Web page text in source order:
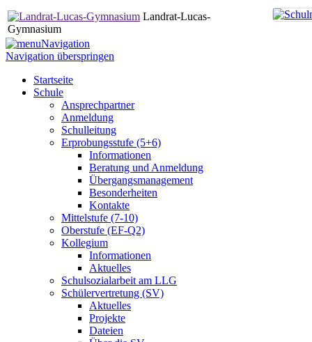
Landrat-Lucas-
Gymnasium
Navigation
Navigation überspringen
Startseite
Schule
Ansprechpartner
Anmeldung
Schulleitung
Erprobungsstufe (5+6)
Informationen
Beratung und Anmeldung
Übergangsmanagement
Besonderheiten
Kontakte
Mittelstufe (7-10)
Oberstufe (EF-Q2)
Kollegium
Informationen
Aktuelles
Schulsozialarbeit am LLG
Schülervertretung (SV)
Aktuelles
Projekte
Dateien